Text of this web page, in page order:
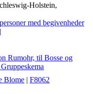
Holstein,
Rumohr, til Bosse og
Blome | F8062